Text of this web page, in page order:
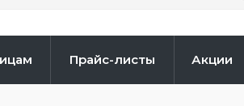
Прайс-листы Акции